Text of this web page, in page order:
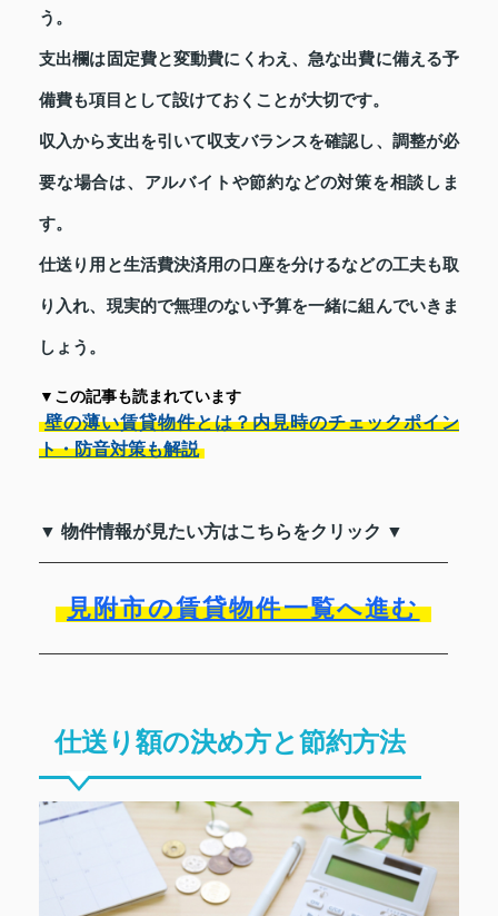
う。
支出欄は固定費と変動費にくわえ、急な出費に備える予
備費も項目として設けておくことが大切です。
収入から支出を引いて収支バランスを確認し、調整が必
要な場合は、アルバイトや節約などの対策を相談しま
す。
仕送り用と生活費決済用の口座を分けるなどの工夫も取
り入れ、現実的で無理のない予算を一緒に組んでいきま
しょう。
▼この記事も読まれています
壁の薄い賃貸物件とは？内見時のチェックポイン
ト・防音対策も解説
▼ 物件情報が見たい方はこちらをクリック ▼
見附市の賃貸物件一覧へ進む
仕送り額の決め方と節約方法